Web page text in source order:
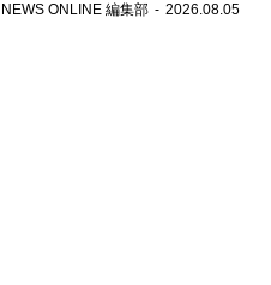
NEWS ONLINE 編集部 2026.08.05